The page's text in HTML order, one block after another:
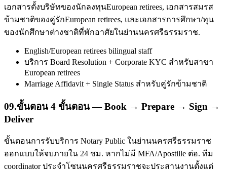
เอกสารตั้งบริษัทของนักลงทุนEuropean retirees, เอกสารสมรส
ข้ามชาติของคู่รักEuropean retirees, และเอกสารการศึกษา/ทุน
ของนักศึกษาต่างชาติที่พักอาศัยในย่านนครศรีธรรมราช.
English/European retirees bilingual staff
บริการ Board Resolution + Corporate KYC สำหรับสาขา
European retirees
Marriage Affidavit + Single Status สำหรับคู่รักข้ามชาติ
09.ขั้นตอน 4 ขั้นตอน — Book → Prepare → Sign →
Deliver
ขั้นตอนการรับบริการ Notary Public ในย่านนครศรีธรรมราช
ออกแบบให้จบภายใน 24 ชม. หากไม่มี MFA/Apostille ต่อ. ทีม
coordinator ประจำโซนนครศรีธรรมราชจะประสานงานตั้งแต่